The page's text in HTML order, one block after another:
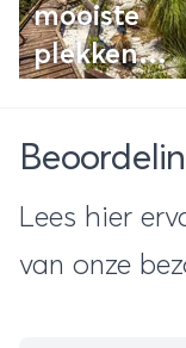
mooiste
plekken
van
Australië
Lees hier
van onze